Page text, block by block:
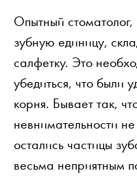
Опытный стоматолог,
зубную единицу,
салфетку. Это
убедиться, что были
корня. Бывает так,
невнимательности
остались частицы
весьма неприятным